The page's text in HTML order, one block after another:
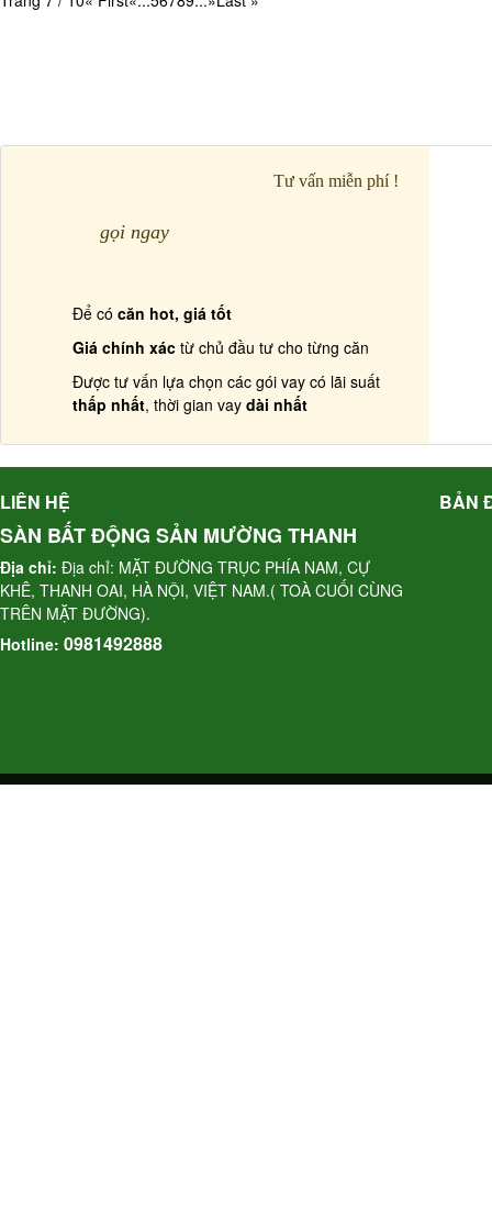
Tư vấn miễn phí !
gọi ngay
Để có căn hot, giá tốt
Giá chính xác từ chủ đầu tư cho từng căn
Được tư vấn lựa chọn các gói vay có lãi suất
thấp nhất, thời gian vay dài nhất
LIÊN HỆ
SÀN BẤT ĐỘNG SẢN MƯỜNG THANH
Địa chỉ: Địa chỉ: MẶT ĐƯỜNG TRỤC PHÍA NAM, CỰ
KHÊ, THANH OAI, HÀ NỘI, VIỆT NAM.( TOÀ CUỐI CÙNG
TRÊN MẶT ĐƯỜNG).
Hotline: 0981492888
BẢN